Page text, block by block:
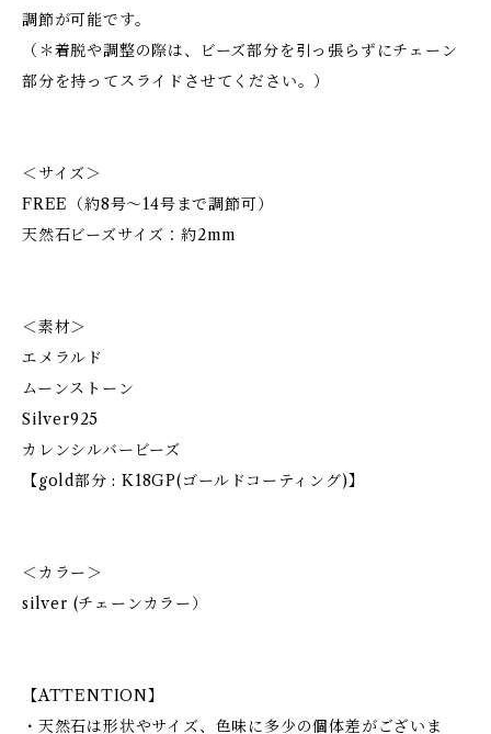
調節が可能です。
（＊着脱や調整の際は、ビーズ部分を引っ張らずにチェーン
部分を持ってスライドさせてください。）
＜サイズ＞
FREE（約8号〜14号まで調節可）
天然石ビーズサイズ：約2mm
＜素材＞
エメラルド
ムーンストーン
Silver925
カレンシルバービーズ
【gold部分 : K18GP(ゴールドコーティング)】
＜カラー＞
silver (チェーンカラー）
【ATTENTION】
・天然石は形状やサイズ、色味に多少の個体差がございま